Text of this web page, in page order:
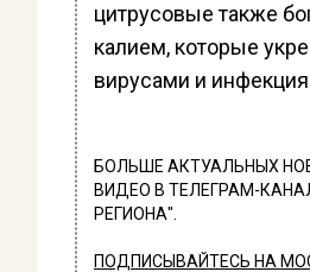
цитрусовые также
калием, которые
вирусами и
БОЛЬШЕ АКТУАЛЬНЫХ
ВИДЕО В ТЕЛЕГРАМ-
РЕГИОНА".
ПОДПИСЫВАЙТЕСЬ НА